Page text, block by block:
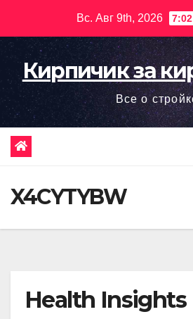
содержимому
Вс. Авг 9th, 2026
Кирпичик за
Все о
X4CYTYBW
Health Insights